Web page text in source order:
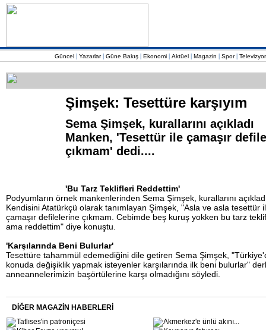
Güncel| Yazarlar| Güne Bakış| Ekonomi| Aktüel| Magazin | Spor|
Şimşek: Tesettüre karşıyım
Sema Şimşek, kurallarını açıkladı
Manken, 'Tesettür ile çamaşır
çıkmam' dedi....
'Bu Tarz Teklifleri Reddettim'
Podyumların örnek mankenlerinden Sema Şimşek, kurallarını
Kendisini Atatürkçü olarak tanımlayan Şimşek, "Asla ve asla tesettür
çamaşır defilelerine çıkmam. Cebimde beş kuruş yokken bu tarz
ama reddettim" diye konuştu.
'Karşılarında Beni Bulurlar'
Tesettüre tahammül edemediğini dile getiren Sema Şimşek,
konuda değişiklik yapmak isteyenler karşılarında ilk beni bulurlar"
anneannelerimizin başörtülerine karşı olmadığını söyledi.
DİĞER MAGAZİN HABERLERİ
Tatlıses'in patroniçesi
Akmerkez'e ünlü akını...